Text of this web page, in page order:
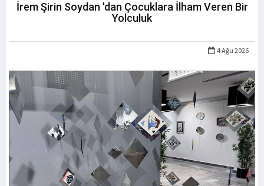
İrem Şirin Soydan 'dan Çocuklara İlham Veren Bir
Yolculuk
4 Ağu 2026